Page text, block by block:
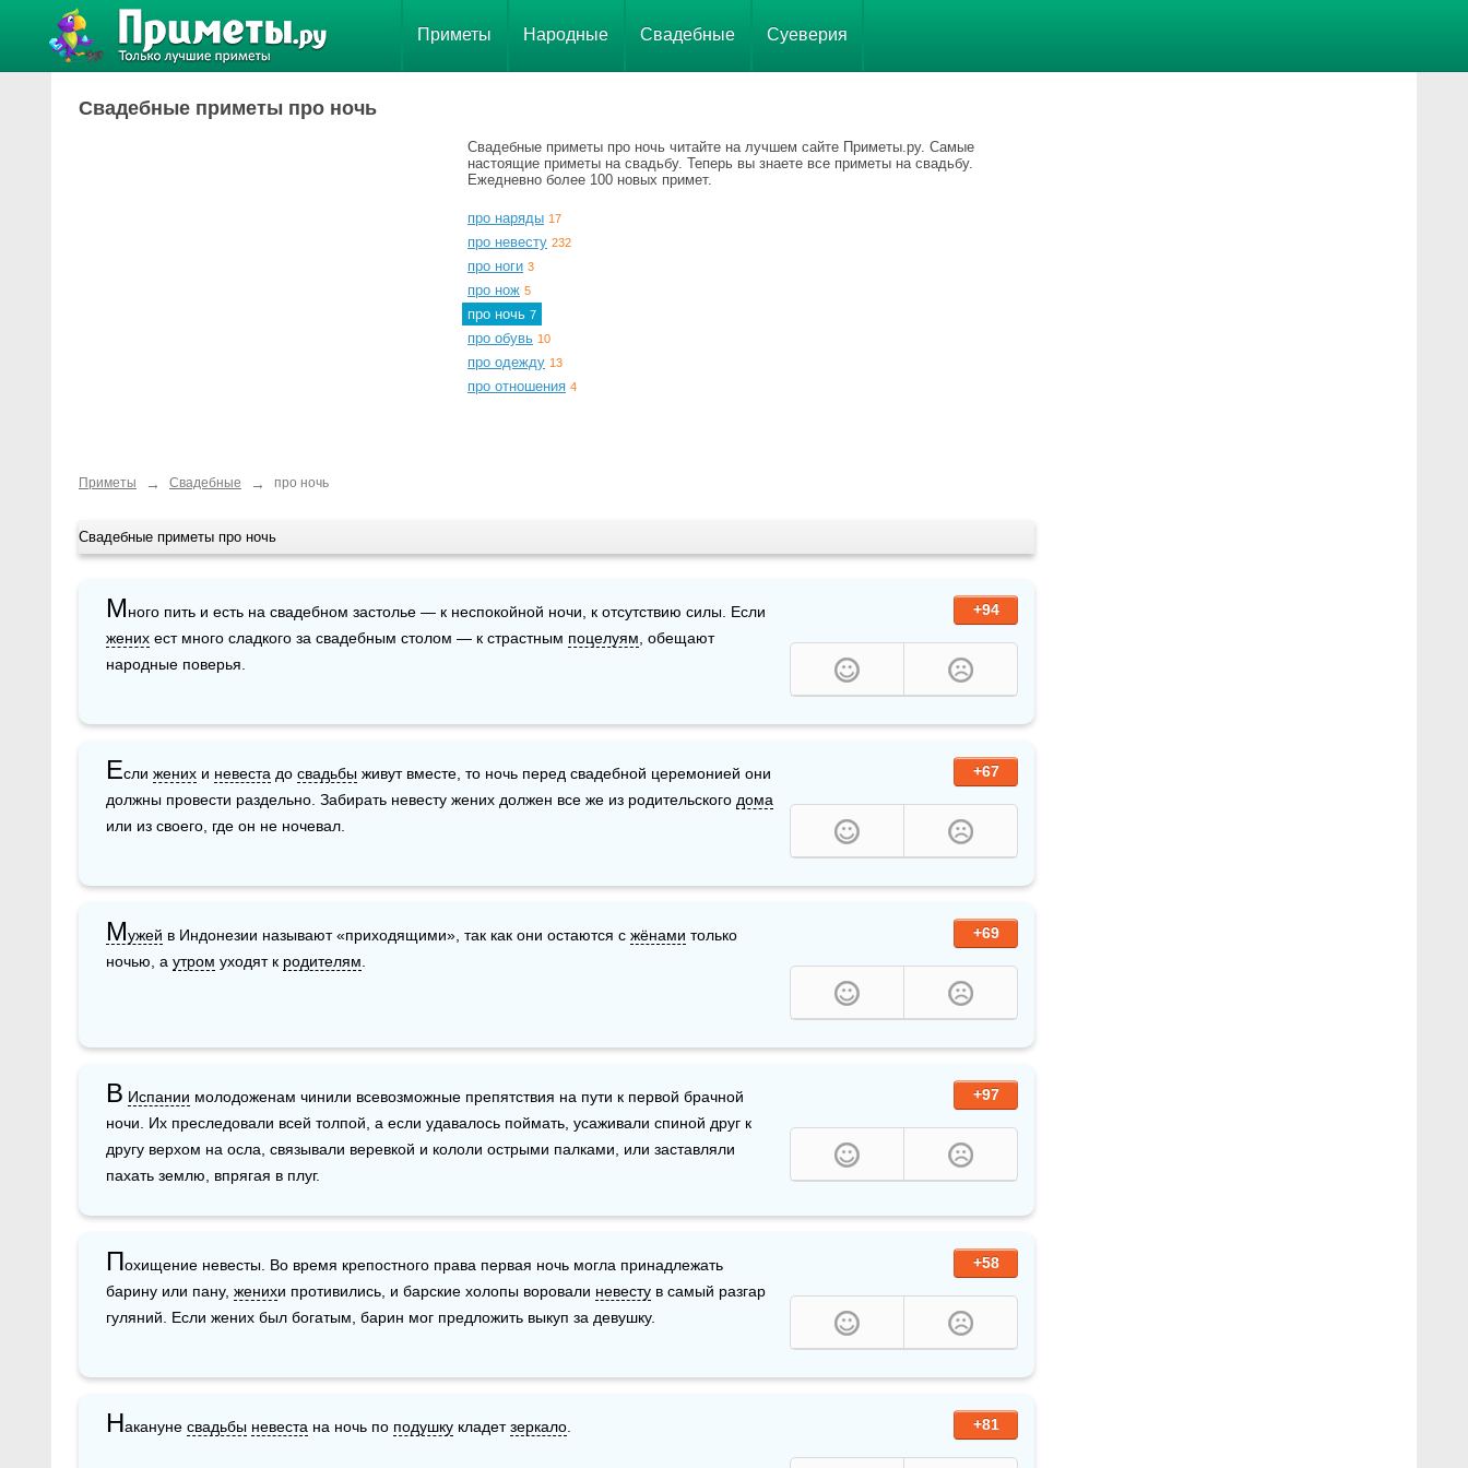
Приметы Народные Свадебные Суеверия
Свадебные приметы про ночь
Свадебные приметы про ночь читайте на лучшем сайте Приметы.ру. Самые
настоящие приметы на свадьбу. Теперь вы знаете все приметы на свадьбу.
Ежедневно более 100 новых примет.
про наряды 17
про невесту 232
про ноги 3
про нож 5
про ночь 7
про обувь 10
про одежду 13
про отношения 4
Приметы → Свадебные → про ночь
Свадебные приметы про ночь
+94
М
жених ест много сладкого за свадебным столом — к страстным поцелуям , обещают
народные поверья.
+67
Если жених и невеста до свадьбы живут вместе, то ночь перед свадебной церемонией они
должны провести раздельно. Забирать невесту жених должен все же из родительского дома
или из своего, где он не ночевал.
+69
Мужей в Индонезии называют «приходящими», так как они остаются с жёнами только
ночью, а утром уходят к родителям
+97
В Испании молодоженам чинили всевозможные препятствия на пути к первой брачной
ночи. Их преследовали всей толпой, а если удавалось поймать, усаживали спиной друг к
другу верхом на осла, связывали веревкой и кололи острыми палками, или заставляли
пахать землю, впрягая в плуг.
+58
Похищение невесты. Во время крепостного права первая ночь могла принадлежать
барину или пану, женихи противились, и барские холопы воровали невесту в самый разгар
гуляний. Если жених был богатым, барин мог предложить выкуп за девушку.
+81
Накануне свадьбы невеста на ночь по подушку кладет зеркало